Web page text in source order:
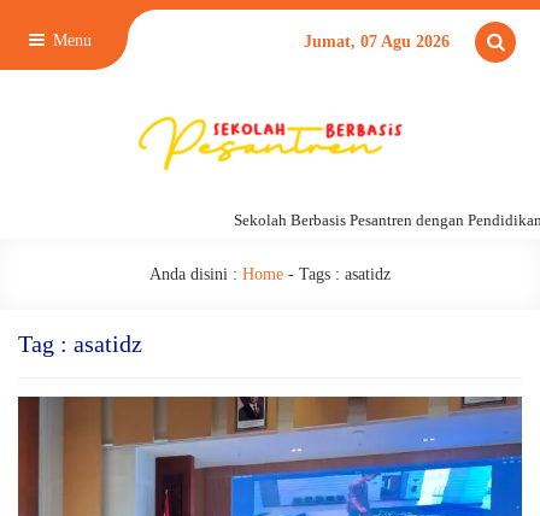
Menu Jumat, 07 Agu 2026
Sekolah Berbasis Pesantren dengan Pendidikan 24
Anda disini : Home - Tags : asatidz
Tag : asatidz